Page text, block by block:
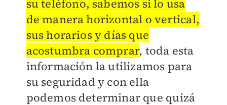
su teléfono, sabemos si lo usa
de manera horizontal o vertical,
sus horarios y días que
acostumbra comprar, toda esta
información la utilizamos para
su seguridad y con ella
podemos determinar que quizá